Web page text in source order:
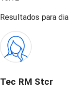
Resultados para dia
Tec RM Stcr